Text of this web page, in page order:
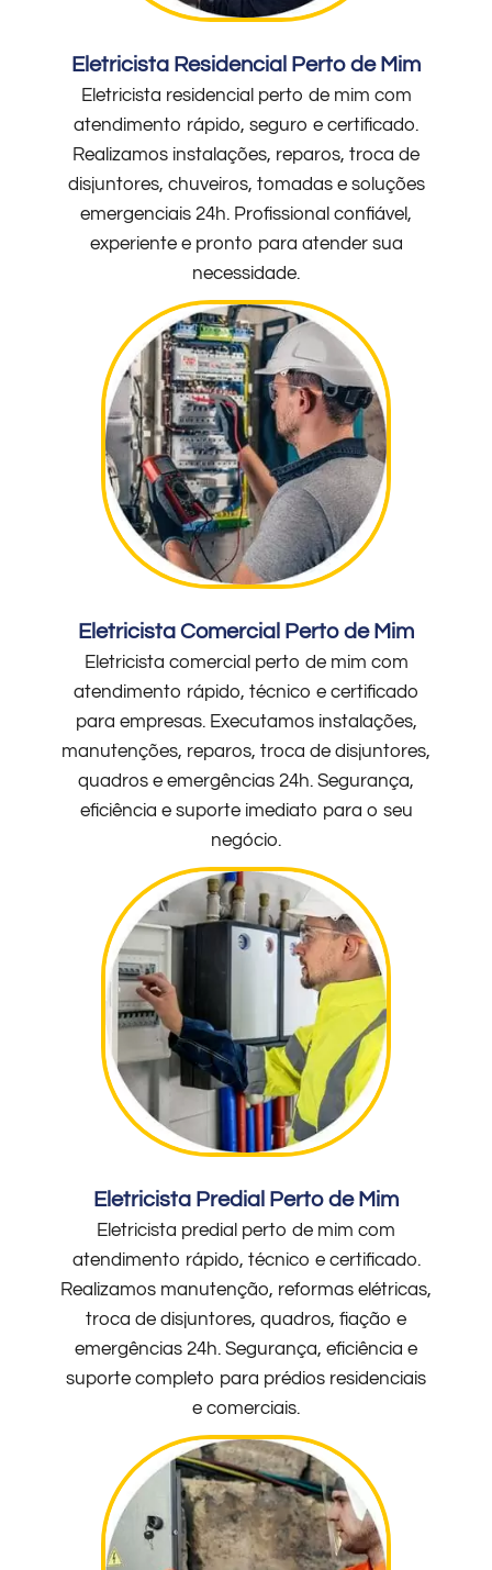
Eletricista Residencial Perto de Mim
Eletricista residencial perto de mim com
atendimento rápido, seguro e certificado.
Realizamos instalações, reparos, troca de
disjuntores, chuveiros, tomadas e soluções
emergenciais 24h. Profissional confiável,
experiente e pronto para atender sua
necessidade.
Eletricista Comercial Perto de Mim
Eletricista comercial perto de mim com
atendimento rápido, técnico e certificado
para empresas. Executamos instalações,
manutenções, reparos, troca de disjuntores,
quadros e emergências 24h. Segurança,
eficiência e suporte imediato para o seu
negócio.
Eletricista Predial Perto de Mim
Eletricista predial perto de mim com
atendimento rápido, técnico e certificado.
Realizamos manutenção, reformas elétricas,
troca de disjuntores, quadros, fiação e
emergências 24h. Segurança, eficiência e
suporte completo para prédios residenciais
e comerciais.